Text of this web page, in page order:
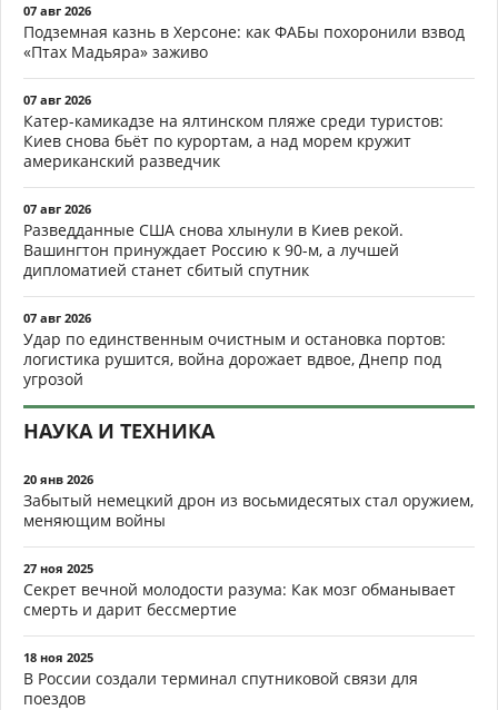
07 авг 2026
Подземная казнь в Херсоне: как ФАБы похоронили взвод
«Птах Мадьяра» заживо
07 авг 2026
Катер-камикадзе на ялтинском пляже среди туристов:
Киев снова бьёт по курортам, а над морем кружит
американский разведчик
07 авг 2026
Разведданные США снова хлынули в Киев рекой.
Вашингтон принуждает Россию к 90-м, а лучшей
дипломатией станет сбитый спутник
07 авг 2026
Удар по единственным очистным и остановка портов:
логистика рушится, война дорожает вдвое, Днепр под
угрозой
НАУКА И ТЕХНИКА
20 янв 2026
Забытый немецкий дрон из восьмидесятых стал оружием,
меняющим войны
27 ноя 2025
Секрет вечной молодости разума: Как мозг обманывает
смерть и дарит бессмертие
18 ноя 2025
В России создали терминал спутниковой связи для
поездов